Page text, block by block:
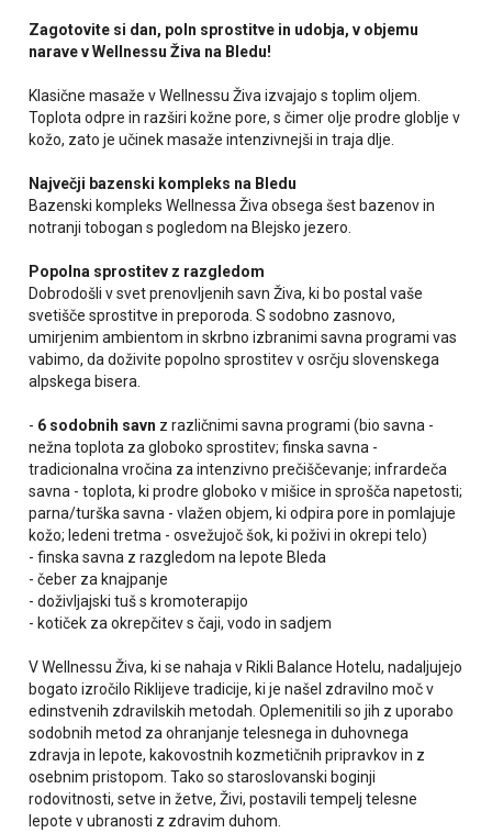
Zagotovite si dan, poln sprostitve in udobja, v objemu
narave v Wellnessu Živa na Bledu!
Klasične masaže v Wellnessu Živa izvajajo s toplim oljem.
Toplota odpre in razširi kožne pore, s čimer olje prodre globlje v
kožo, zato je učinek masaže intenzivnejši in traja dlje.
Največji bazenski kompleks na Bledu
Bazenski kompleks Wellnessa Živa obsega šest bazenov in
notranji tobogan s pogledom na Blejsko jezero.
Popolna sprostitev z razgledom
Dobrodošli v svet prenovljenih savn Živa, ki bo postal vaše
svetišče sprostitve in preporoda. S sodobno zasnovo,
umirjenim ambientom in skrbno izbranimi savna programi vas
vabimo, da doživite popolno sprostitev v osrčju slovenskega
alpskega bisera.
- 6 sodobnih savn z različnimi savna programi (bio savna -
nežna toplota za globoko sprostitev; finska savna -
tradicionalna vročina za intenzivno prečiščevanje; infrardeča
savna - toplota, ki prodre globoko v mišice in sprošča napetosti;
parna/turška savna - vlažen objem, ki odpira pore in pomlajuje
kožo; ledeni tretma - osvežujoč šok, ki poživi in okrepi telo)
- finska savna z razgledom na lepote Bleda
- čeber za knajpanje
- doživljajski tuš s kromoterapijo
- kotiček za okrepčitev s čaji, vodo in sadjem
V Wellnessu Živa, ki se nahaja v Rikli Balance Hotelu, nadaljujejo
bogato izročilo Riklijeve tradicije, ki je našel zdravilno moč v
edinstvenih zdravilskih metodah. Oplemenitili so jih z uporabo
sodobnih metod za ohranjanje telesnega in duhovnega
zdravja in lepote, kakovostnih kozmetičnih pripravkov in z
osebnim pristopom. Tako so staroslovanski boginji
rodovitnosti, setve in žetve, Živi, postavili tempelj telesne
lepote v ubranosti z zdravim duhom.